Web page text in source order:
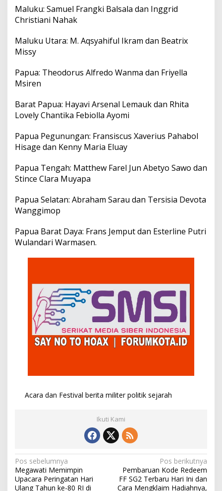
Maluku: Samuel Frangki Balsala dan Inggrid
Christiani Nahak
Maluku Utara: M. Aqsyahiful Ikram dan Beatrix
Missy
Papua: Theodorus Alfredo Wanma dan Friyella
Msiren
Barat Papua: Hayavi Arsenal Lemauk dan Rhita
Lovely Chantika Febiolla Ayomi
Papua Pegunungan: Fransiscus Xaverius Pahabol
Hisage dan Kenny Maria Eluay
Papua Tengah: Matthew Farel Jun Abetyo Sawo dan
Stince Clara Muyapa
Papua Selatan: Abraham Sarau dan Tersisia Devota
Wanggimop
Papua Barat Daya: Frans Jemput dan Esterline Putri
Wulandari Warmasen.
Acara dan Festival berita militer politik sejarah
Ikuti Kami
N
a
Pos sebelumnya
Megawati Memimpin
Upacara Peringatan Hari
Ulang Tahun ke-80 RI di
Pos berikutnya
Pembaruan Kode Redeem
FF SG2 Terbaru Hari Ini dan
Cara Mengklaim Hadiahnya,